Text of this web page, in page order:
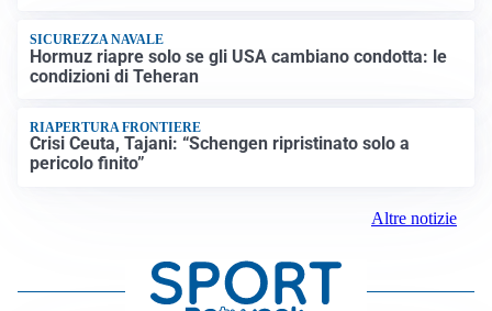
SICUREZZA NAVALE
Hormuz riapre solo se gli USA cambiano condotta: le
condizioni di Teheran
RIAPERTURA FRONTIERE
Crisi Ceuta, Tajani: “Schengen ripristinato solo a
pericolo finito”
Altre notizie